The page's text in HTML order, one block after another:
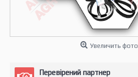
Увеличить фото
Перевірений партнер